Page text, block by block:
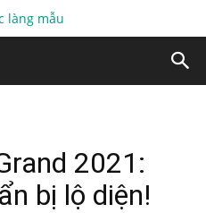
2021:
bị lộ diện!